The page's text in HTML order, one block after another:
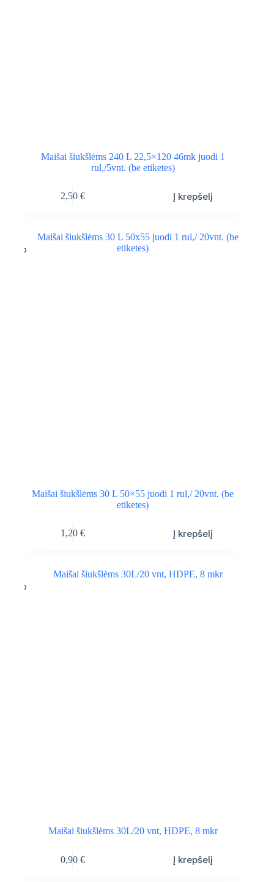
Maišai šiukšlėms 240 L 22,5×120 46mk juodi 1
rul,/5vnt. (be etiketes)
2,50 € Į krepšelį
Maišai šiukšlėms 30 L 50×55 juodi 1 rul,/ 20vnt. (be
etiketes)
1,20 € Į krepšelį
Maišai šiukšlėms 30L/20 vnt, HDPE, 8 mkr
0,90 € Į krepšelį